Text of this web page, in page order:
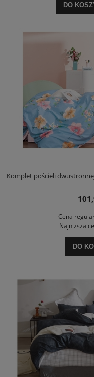
DO
Komplet pościeli
Cena
Najniższa
DO